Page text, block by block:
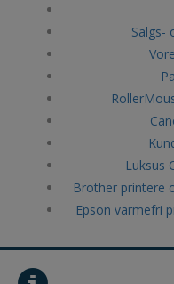
Salgs-
Luksus
Brother printere
Epson varmefri